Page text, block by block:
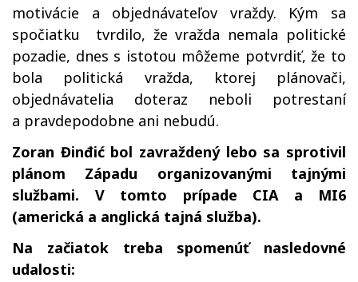
motivácie a objednávateľov vraždy. Kým sa
spočiatku tvrdilo, že vražda nemala politické
pozadie, dnes s istotou môžeme potvrdiť, že to
bola politická vražda, ktorej plánovači,
objednávatelia doteraz neboli potrestaní
a pravdepodobne ani nebudú.
Zoran Đinđić bol zavraždený lebo sa sprotivil
plánom Západu organizovanými tajnými
službami. V tomto prípade CIA a MI6
(americká a anglická tajná služba).
Na začiatok treba spomenúť nasledovné
udalosti: